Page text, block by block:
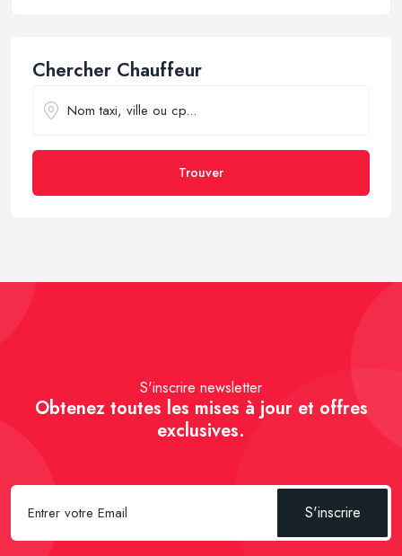
Chercher Chauffeur
Trouver
S'inscrire newsletter
Obtenez toutes les mises à jour et offres
exclusives.
S'inscrire